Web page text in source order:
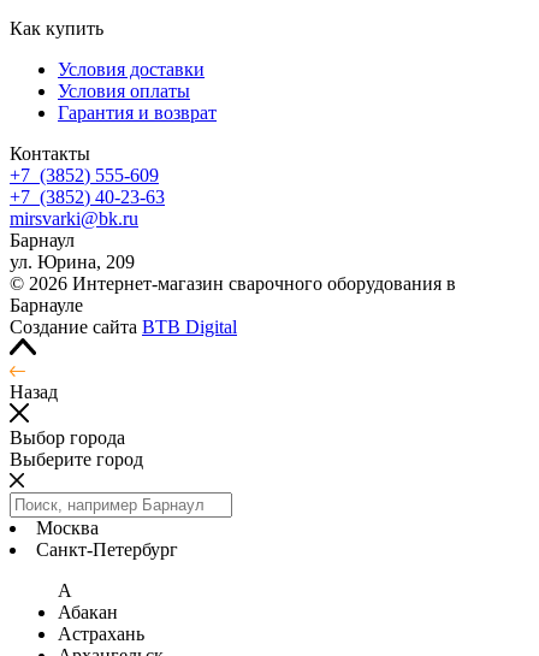
Как купить
Условия доставки
Условия оплаты
Гарантия и возврат
Контакты
+7 (3852) 555-609
+7 (3852) 40-23-63
mirsvarki@bk.ru
Барнаул
ул. Юрина, 209
© 2026 Интернет-магазин сварочного оборудования в
Барнауле
Создание сайта BTB Digital
Назад
Выбор города
Выберите город
Москва
Санкт-Петербург
А
Абакан
Астрахань